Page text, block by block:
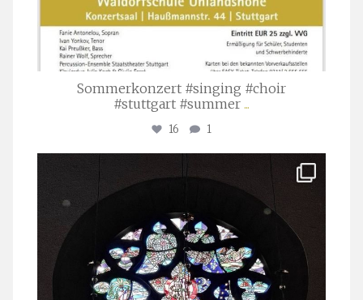
Sommerkonzert #singing #choir
#stuttgart #summer ...
16 1
Apr. 1